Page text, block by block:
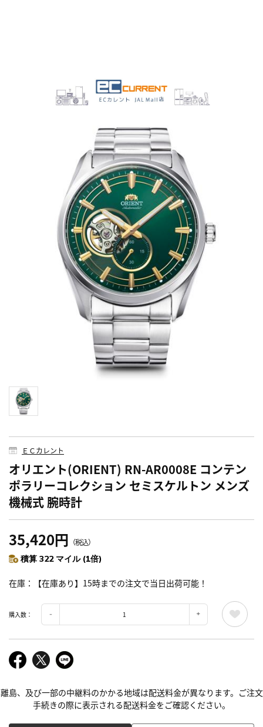
ＥＣカレント
オリエント(ORIENT) RN-AR0008E コンテン
ポラリーコレクション セミスケルトン メンズ
機械式 腕時計
35,420円 （税込）
積算 322 マイル (1倍)
在庫 【在庫あり】15時までの注文で当日出荷可能！
購入数：
離島、及び一部の中継料のかかる地域は配送料金が異なります。ご注文
手続きの際に表示される配送料金をご確認ください。